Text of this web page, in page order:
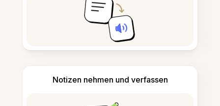
Notizen nehmen und verfassen